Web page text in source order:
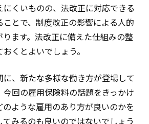
くいものの、法改正に対応できる
ことで、制度改正の影響による人的
ます。法改正に備えた仕組みの整
くとよいでしょう。
に、新たな多様な働き方が登場して
今回の雇用保険料の話題をきっかけ
のような雇用のあり方が良いのかを
てみるのも良いのではないでしょう